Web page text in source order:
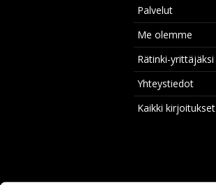
Palvelut
Me olemme
Rätinki-yrittäjäksi
Yhteystiedot
Kaikki kirjoitukset